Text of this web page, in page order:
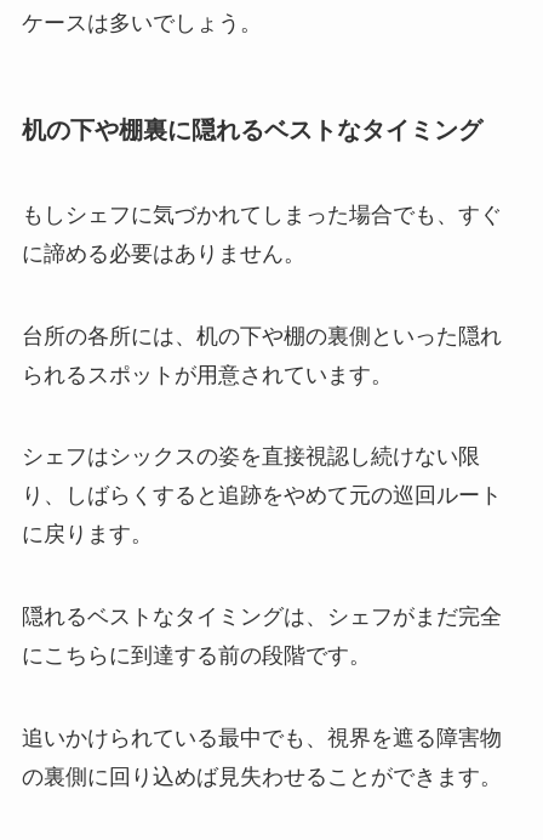
ケースは多いでしょう。
机の下や棚裏に隠れるベストなタイミング
もしシェフに気づかれてしまった場合でも、すぐ
に諦める必要はありません。
台所の各所には、机の下や棚の裏側といった隠れ
られるスポットが用意されています。
シェフはシックスの姿を直接視認し続けない限
り、しばらくすると追跡をやめて元の巡回ルート
に戻ります。
隠れるベストなタイミングは、シェフがまだ完全
にこちらに到達する前の段階です。
追いかけられている最中でも、視界を遮る障害物
の裏側に回り込めば見失わせることができます。